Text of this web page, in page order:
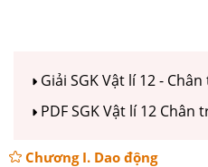
Giải SGK Vật lí 12 -
PDF SGK Vật lí 12 Chân
Chương I. Dao động